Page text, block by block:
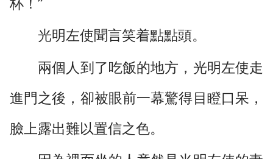
杯！”
光明左使聞言笑着點點頭。
兩個人到了吃飯的地方，光明左使走
進門之後，卻被眼前一幕驚得目瞪口呆，
臉上露出難以置信之色。